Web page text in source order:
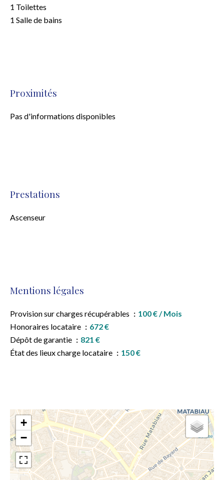
1 Toilettes
1 Salle de bains
Proximités
Pas d'informations disponibles
Prestations
Ascenseur
Mentions légales
Provision sur charges récupérables
100 € / Mois
Honoraires locataire
672 €
Dépôt de garantie
821 €
État des lieux charge locataire
150 €
+
−